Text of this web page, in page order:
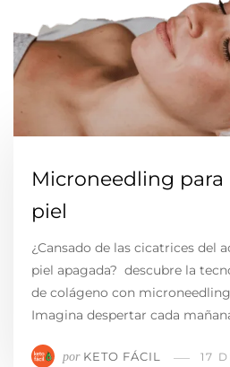
Microneedling para
piel
¿Cansado de las cicatrices del
piel apagada? descubre la
de colágeno con
Imagina despertar cada
por KETO FÁCIL 17